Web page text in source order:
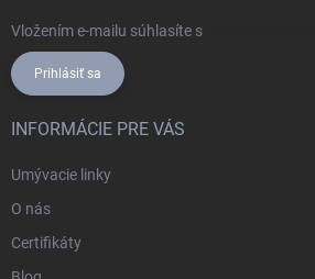
Vložením e-mailu súhlasíte s
Prihlásiť sa
INFORMÁCIE PRE VÁS
Umývacie linky
O nás
Certifikáty